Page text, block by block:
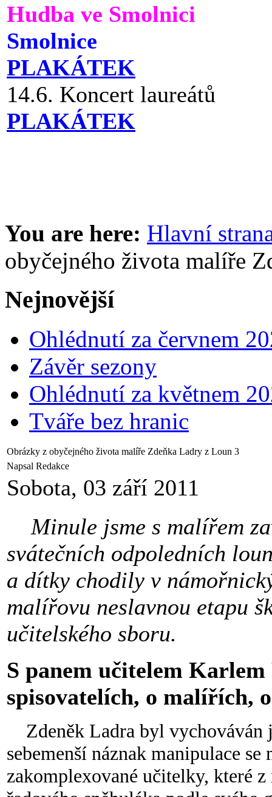
Hudba ve Smolnici
Smolnice
PLAKÁTEK
14.6. Koncert laureátů
PLAKÁTEK
You are here: Hlavní
obyčejného života malíře
Nejnovější
Ohlédnutí za červnem
Závěr sezony
Ohlédnutí za květnem
Tváře bez hranic
Obrázky z obyčejného života malíře Zdeňka Ladry z Loun 3
Napsal Redakce
Sobota, 03 září 2011
Minule jsme s malířem
svátečních odpoledních
a dítky chodily v
malířovu neslavnou etapu
učitelského sboru.
S panem učitelem
spisovatelích, o malířích,
Zdeněk Ladra byl vychováván
sebemenší náznak manipulace
zakomplexované učitelky, které